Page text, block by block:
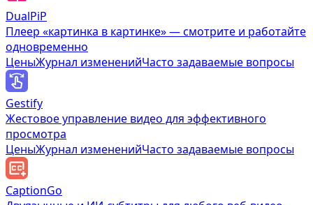
DualPiP
Плеер «картинка в картинке» — смотрите и работайте
одновременно
ЦеныЖурнал измененийЧасто задаваемые вопросы
Gestify
Жестовое управление видео для эффективного
просмотра
ЦеныЖурнал измененийЧасто задаваемые вопросы
CaptionGo